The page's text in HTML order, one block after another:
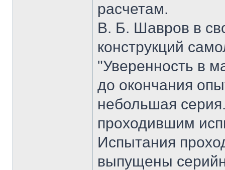
расчетам.
В. Б. Шавров в
конструкций
"Уверенность в
до окончания
небольшая
проходившим
Испытания
выпущены